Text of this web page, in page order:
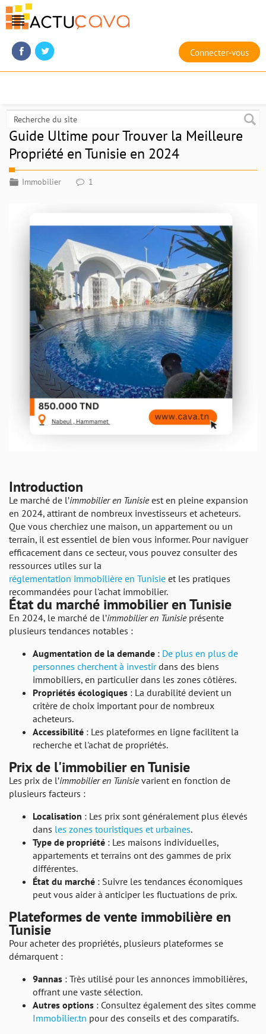
Connecter-vous
Guide Ultime pour Trouver la Meilleure
Propriété en Tunisie en 2024
Immobilier 1
Introduction
Le marché de l’immobilier en Tunisieest en pleine expansion
en 2024, attirant de nombreux investisseurs et acheteurs.
Que vous cherchiez une maison, un appartement ou un
terrain, il est essentiel de bien vous informer. Pour naviguer
efficacement dans ce secteur, vous pouvez consulter des
ressources utiles sur la
réglementation immobilière en Tunisie et les pratiques
recommandées pour l'achat immobilier.
État du marché immobilier en Tunisie
En 2024, le marché de l’immobilier en Tunisieprésente
plusieurs tendances notables :
Augmentation de la demande : De plus en plus de
personnes cherchent à investirdans des biens
immobiliers, en particulier dans les zones côtières.
Propriétés écologiques : La durabilité devient un
critère de choix important pour de nombreux
acheteurs.
Accessibilité : Les plateformes en ligne facilitent la
recherche et l'achat de propriétés.
Prix de l'immobilier en Tunisie
Les prix de l’immobilier en Tunisievarient en fonction de
plusieurs facteurs :
Localisation : Les prix sont généralement plus élevés
dans les zones touristiques et urbaines.
Type de propriété : Les maisons individuelles,
appartements et terrains ont des gammes de prix
différentes.
État du marché : Suivre les tendances économiques
peut vous aider à anticiper les fluctuations de prix.
Plateformes de vente immobilière en
Tunisie
Pour acheter des propriétés, plusieurs plateformes se
démarquent :
9annas : Très utilisé pour les annonces immobilières,
offrant une vaste sélection.
Autres options : Consultez également des sites comme
Immobilier.tn pour des conseils et des comparatifs.